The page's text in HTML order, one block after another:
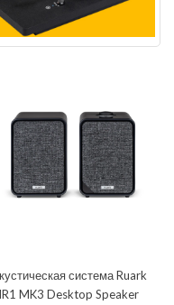
система Ruark
MK3 Desktop Speaker